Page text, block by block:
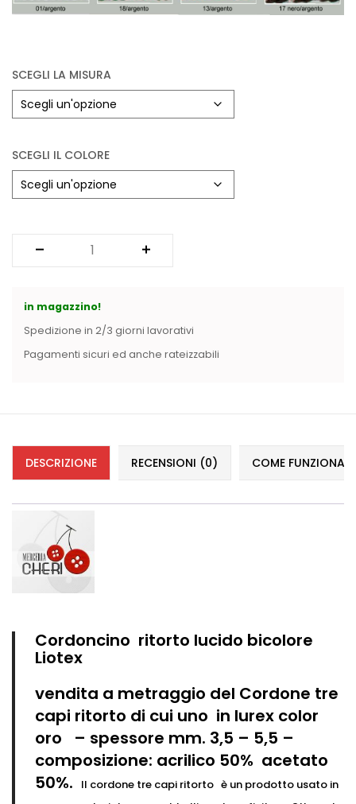
SCEGLI LA MISURA
SCEGLI IL COLORE
in magazzino!
Spedizione in 2/3 giorni lavorativi
Pagamenti sicuri ed anche rateizzabili
DESCRIZIONE RECENSIONI (0) COME
Cordoncino ritorto lucido bicolore
Liotex
vendita a metraggio del Cordone tre
capi ritorto di cui uno in lurex color
oro – spessore mm. 3,5 – 5,5 –
composizione: acrilico 50% acetato
50%.
Il cordone tre capi ritorto è un prodotto usato in